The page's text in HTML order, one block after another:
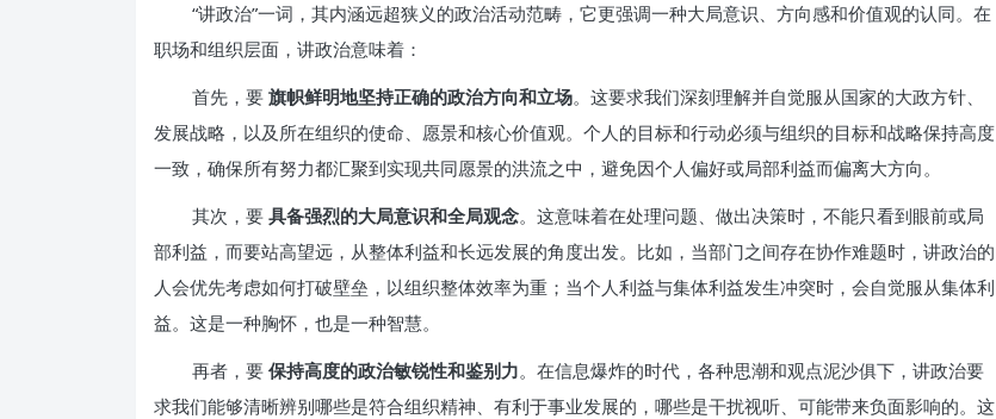
“讲政治”一词，其内涵远超狭义的政治活动范畴，它更强调一种大局意识、方向感和价值观的认同。在
职场和组织层面，讲政治意味着：
首先，要 旗帜鲜明地坚持正确的政治方向和立场。这要求我们深刻理解并自觉服从国家的大政方针、
发展战略，以及所在组织的使命、愿景和核心价值观。个人的目标和行动必须与组织的目标和战略保持高度
一致，确保所有努力都汇聚到实现共同愿景的洪流之中，避免因个人偏好或局部利益而偏离大方向。
其次，要 具备强烈的大局意识和全局观念。这意味着在处理问题、做出决策时，不能只看到眼前或局
部利益，而要站高望远，从整体利益和长远发展的角度出发。比如，当部门之间存在协作难题时，讲政治的
人会优先考虑如何打破壁垒，以组织整体效率为重；当个人利益与集体利益发生冲突时，会自觉服从集体利
益。这是一种胸怀，也是一种智慧。
再者，要 保持高度的政治敏锐性和鉴别力。在信息爆炸的时代，各种思潮和观点泥沙俱下，讲政治要
求我们能够清晰辨别哪些是符合组织精神、有利于事业发展的，哪些是干扰视听、可能带来负面影响的。这